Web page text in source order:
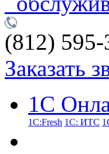
(812) 595-
Заказать
1С
1С:Fresh 1С: ИТС